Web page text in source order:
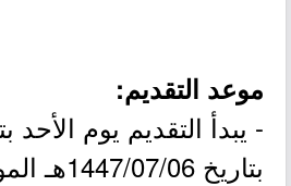
موعد التقديم:
بتاريخ 1447/07/06هـ الموافق 2025/12/26م.